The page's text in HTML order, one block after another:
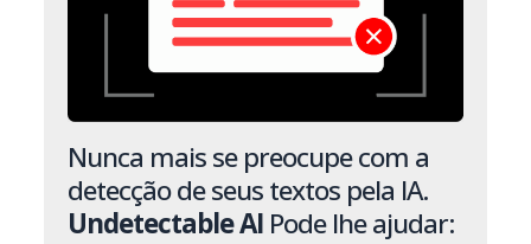
Nunca mais se preocupe com a
detecção de seus textos pela IA.
Undetectable AI Pode lhe ajudar: